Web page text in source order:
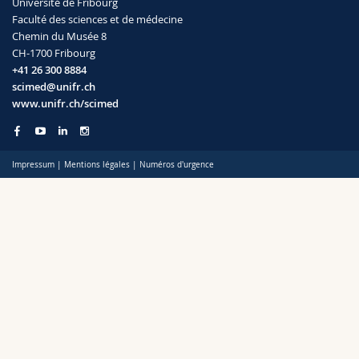
Sciences et médecine
Interfacultaire
Collaborateurs
Doctorants
Webmail
Programme des cours
MyUnifr
Faculté des sciences et de médecine
Chemin du Musée 8
CH-1700 Fribourg
+41 26 300 8884
scimed@unifr.ch
www.unifr.ch/scimed
Impressum | Mentions légales | Numéros d'urgence